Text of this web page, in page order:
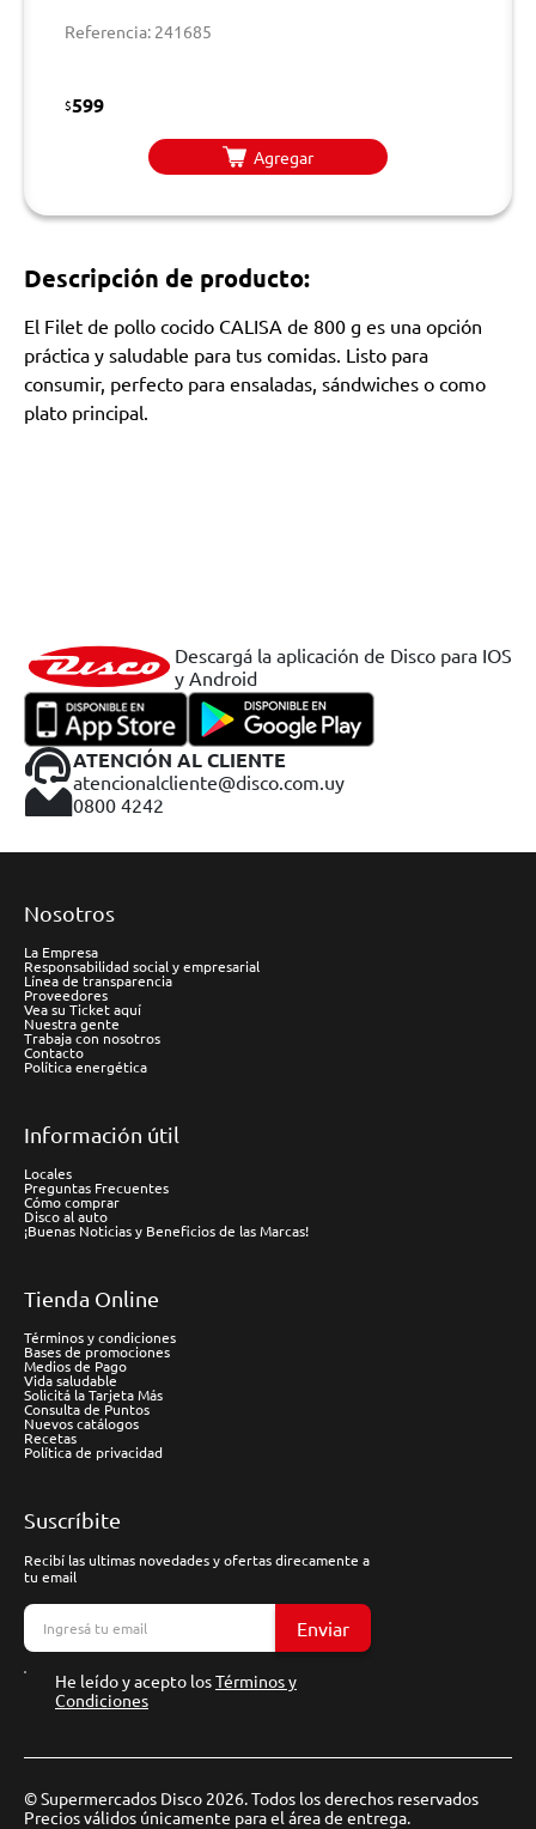
Referencia: 241685
$599
Agregar
Descripción de producto:
El Filet de pollo cocido CALISA de 800 g es una opción
práctica y saludable para tus comidas. Listo para
consumir, perfecto para ensaladas, sándwiches o como
plato principal.
Descargá la aplicación de Disco para IOS
y Android
ATENCIÓN AL CLIENTE
atencionalcliente@disco.com.uy
0800 4242
Nosotros
La Empresa
Responsabilidad social y empresarial
Línea de transparencia
Proveedores
Vea su Ticket aquí
Nuestra gente
Trabaja con nosotros
Contacto
Política energética
Información útil
Locales
Preguntas Frecuentes
Cómo comprar
Disco al auto
¡Buenas Noticias y Beneficios de las Marcas!
Tienda Online
Términos y condiciones
Bases de promociones
Medios de Pago
Vida saludable
Solicitá la Tarjeta Más
Consulta de Puntos
Nuevos catálogos
Recetas
Política de privacidad
Suscríbite
Recibí las ultimas novedades y ofertas direcamente a
tu email
Enviar
He leído y acepto losTérminos y
Condiciones
© Supermercados Disco 2026. Todos los derechos reservados
Precios válidos únicamente para el área de entrega.